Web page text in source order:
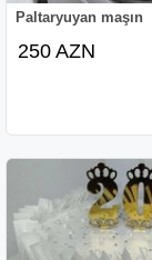
Paltaryuyan maşın
250 AZN